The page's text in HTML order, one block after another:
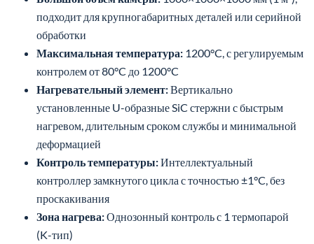
подходит для крупногабаритных деталей или серийной
обработки
Максимальная температура: 1200°C, с регулируемым
контролем от 80°C до 1200°C
Нагревательный элемент:Вертикально
установленные U-образные SiC стержни с быстрым
нагревом, длительным сроком службы и минимальной
деформацией
Контроль температуры:Интеллектуальный
контроллер замкнутого цикла с точностью ±1°C, без
проскакивания
Зона нагрева:Однозонный контроль с 1 термопарой
(K-тип)